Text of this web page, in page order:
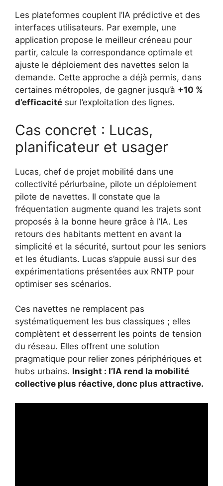
Les plateformes couplent l’IA prédictive et des
interfaces utilisateurs. Par exemple, une
application propose le meilleur créneau pour
partir, calcule la correspondance optimale et
ajuste le déploiement des navettes selon la
demande. Cette approche a déjà permis, dans
certaines métropoles, de gagner jusqu’à +10 %
d’efficacité sur l’exploitation des lignes.
Cas concret : Lucas,
planificateur et usager
Lucas, chef de projet mobilité dans une
collectivité périurbaine, pilote un déploiement
pilote de navettes. Il constate que la
fréquentation augmente quand les trajets sont
proposés à la bonne heure grâce à l’IA. Les
retours des habitants mettent en avant la
simplicité et la sécurité, surtout pour les seniors
et les étudiants. Lucas s’appuie aussi sur des
expérimentations présentées aux RNTP pour
optimiser ses scénarios.
Ces navettes ne remplacent pas
systématiquement les bus classiques ; elles
complètent et desserrent les points de tension
du réseau. Elles offrent une solution
pragmatique pour relier zones périphériques et
hubs urbains. Insight : l’IA rend la mobilité
collective plus réactive, donc plus attractive.